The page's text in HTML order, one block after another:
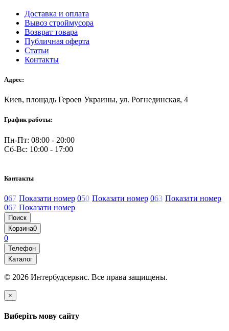
Доставка и оплата
Вывоз строймусора
Возврат товара
Публичная оферта
Статьи
Контакты
Адрес:
Киев, площадь Героев Украины, ул. Рогнединская, 4
График работы:
Пн-Пт: 08:00 - 20:00
Сб-Вс: 10:00 - 17:00
Контакты
067 Показати номер 050 Показати номер 063 Показати номер
067 Показати номер
Поиск
Корзина0
0
Телефон
Каталог
© 2026 Интербудсервис. Все права защищены.
×
Виберіть мову сайту